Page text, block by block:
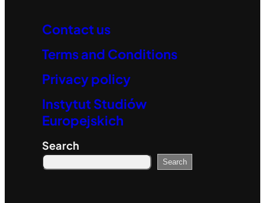
Contact us
Terms and Conditions
Privacy policy
Instytut Studiów
Europejskich
Search
Search